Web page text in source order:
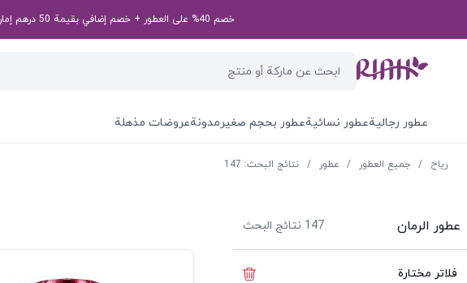
خصم 40% على العطور + خصم إضافي بقيمة 50 درهم إماراتي على طلبك الأول! رمز الخصم الخاص بك: first50aed
عطور رجاليةعطور نسائيةعطور بحجم صغيرمدونةعروضات مذهلة
ریاح / جميع العطور / عطور / نتائج البحث: 147
عطور الرمان 147 نتائج البحث
فلاتر مختارة